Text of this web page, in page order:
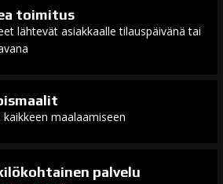
toimitus
lähtevät asiakkaalle tilauspäivänä tai
kaikkeen maalaamiseen
palvelu